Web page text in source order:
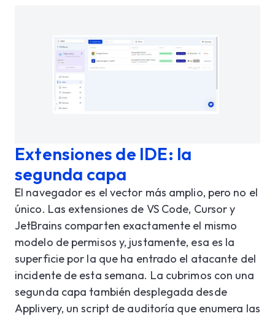
Extensiones de IDE: la
segunda capa
El navegador es el vector más amplio, pero no el
único. Las extensiones de VS Code, Cursor y
JetBrains comparten exactamente el mismo
modelo de permisos y, justamente, esa es la
superficie por la que ha entrado el atacante del
incidente de esta semana. La cubrimos con una
segunda capa también desplegada desde
Applivery, un script de auditoría que enumera las